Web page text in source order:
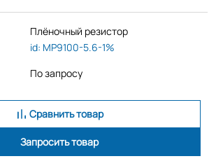
Плёночный резистор
id: MP9100-5.6-1%
По запросу
Сравнить товар
Запросить товар